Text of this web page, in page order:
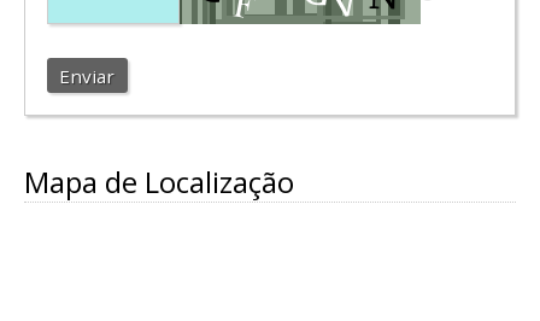
Enviar
Mapa de Localização